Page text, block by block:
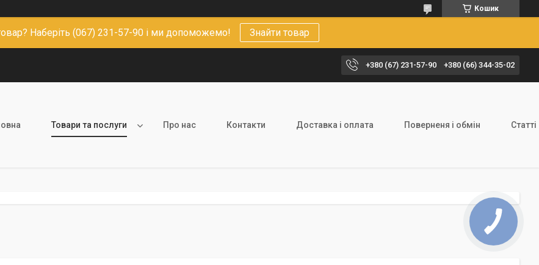
Кошик
Наберіть (067) 231-57-90 і ми допоможемо! Знайти товар
+380 (67) 231-57-90 +380 (66) 344-35-02
Товари та послуги Про нас Контакти Доставка і оплата Поверненя і обмін Статті